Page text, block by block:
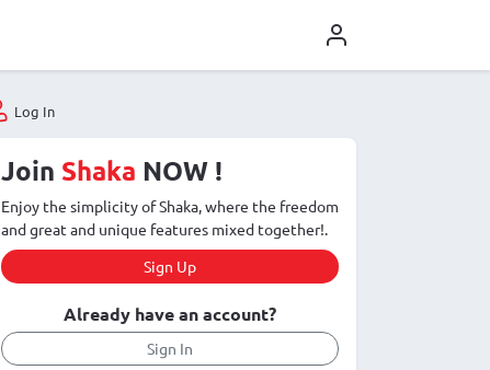
Log In
Join Shaka NOW !
Enjoy the simplicity of Shaka, where the freedom
and great and unique features mixed together!.
Sign Up
Already have an account?
Sign In